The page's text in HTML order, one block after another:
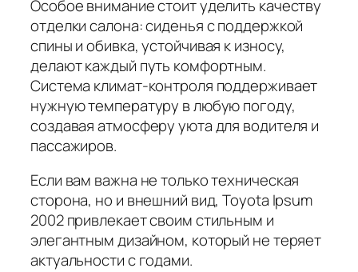
Особое внимание стоит уделить качеству
отделки салона:сиденья с поддержкой
спины и обивка, устойчивая к износу,
делают каждый путь комфортным.
Система климат-контроля поддерживает
нужную температуру в любую погоду,
создавая атмосферу уюта для водителя и
пассажиров.
Если вам важна не только техническая
сторона, но и внешний вид, Toyota Ipsum
2002 привлекает своим стильным и
элегантным дизайном, который не теряет
актуальности с годами.